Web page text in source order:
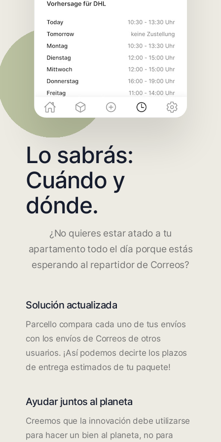
Lo sabrás:
Cuándo y
dónde.
¿No quieres estar atado a tu
apartamento todo el día porque estás
esperando al repartidor de Correos?
Solución actualizada
Parcello compara cada uno de tus envíos
con los envíos de Correos de otros
usuarios. ¡Así podemos decirte los plazos
de entrega estimados de tu paquete!
Ayudar juntos al planeta
Creemos que la innovación debe utilizarse
para hacer un bien al planeta, no para